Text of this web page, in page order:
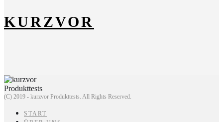
KURZVOR
(C) 2019 - kurzvor Produkttests. All Rights Reserved.
START